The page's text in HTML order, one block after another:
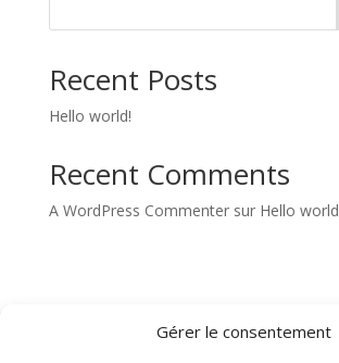
Gérer le consentement
Recent Posts
Hello world!
Recent Comments
A WordPress Commentersur Hello